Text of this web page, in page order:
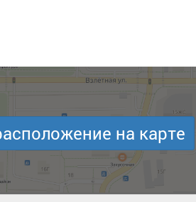
на карте